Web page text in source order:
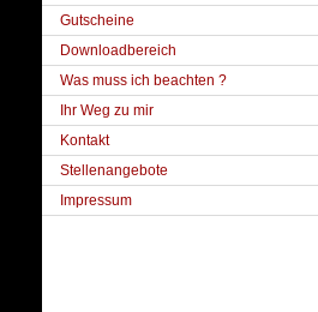
Gutscheine
Downloadbereich
Was muss ich beachten ?
Ihr Weg zu mir
Kontakt
Stellenangebote
Impressum